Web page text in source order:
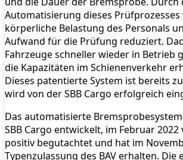
Automatisierung dieses
körperliche Belastung des Personals
Aufwand für die Prüfung reduziert.
Fahrzeuge schneller wieder in Betrieb
die Kapazitäten im Schienenverkehr
Dieses patentierte System ist bereits
wird von der SBB Cargo erfolgreich
Das automatisierte
SBB Cargo entwickelt, im Februar 2022
positiv begutachtet und hat im
Typenzulassung des BAV erhalten. Die